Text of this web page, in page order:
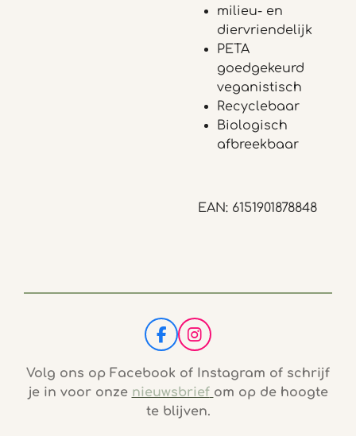
milieu- en
diervriendelijk
PETA
goedgekeurd
veganistisch
Recyclebaar
Biologisch
afbreekbaar
EAN: 6151901878848
F
a
c
b
o
I
n
s
t
a
g
Volg ons op Facebook of Instagram of schrijf
je in voor onze nieuwsbrief om op de hoogte
te blijven.